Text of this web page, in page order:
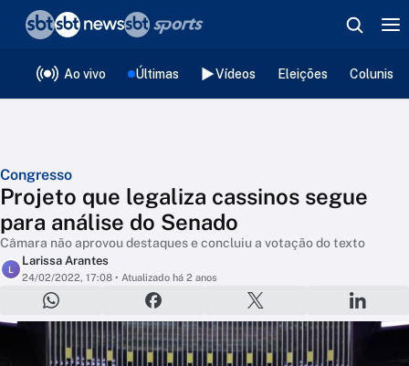
Ao vivo Últimas Vídeos Eleições
Congresso
Projeto que legaliza cassinos segue
para análise do Senado
Câmara não aprovou destaques e concluiu a votação do texto
L
Larissa Arantes
24/02/2022, 17:08 • Atualizado há 2 anos
❮voltar
Editorias